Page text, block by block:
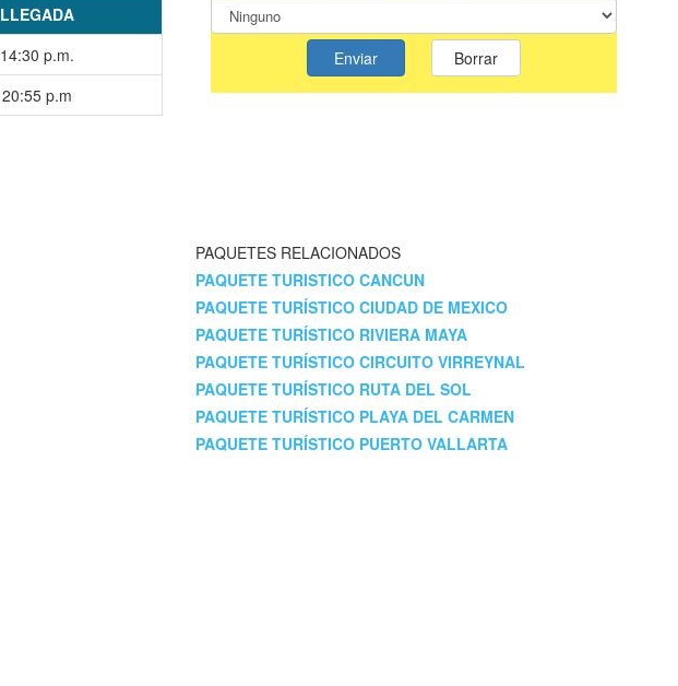
LLEGADA
14:30 p.m.
20:55 p.m
PAQUETES RELACIONADOS
PAQUETE TURISTICO CANCUN
PAQUETE TURÍSTICO CIUDAD DE MEXICO
PAQUETE TURÍSTICO RIVIERA MAYA
PAQUETE TURÍSTICO CIRCUITO VIRREYNAL
PAQUETE TURÍSTICO RUTA DEL SOL
PAQUETE TURÍSTICO PLAYA DEL CARMEN
PAQUETE TURÍSTICO PUERTO VALLARTA